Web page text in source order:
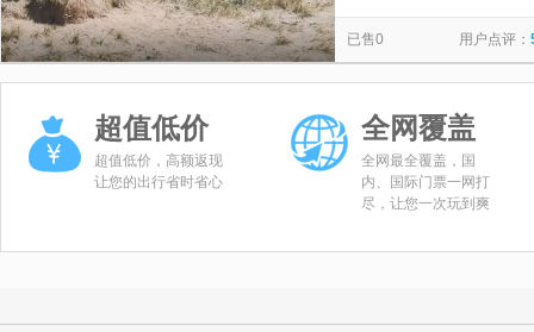
已售0 用户点评：
超值低价
超值低价，高额返现
让您的出行省时省心
全网覆盖
全网最全覆盖，国
内、国际门票一网打
尽，让您一次玩到爽